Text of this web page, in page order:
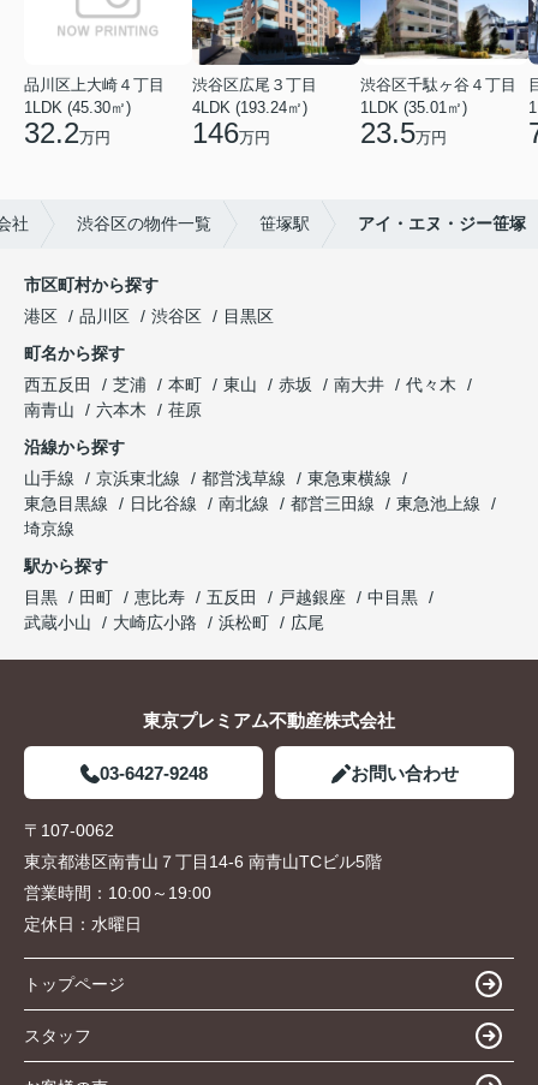
品川区上大崎４丁目
1LDK (45.30㎡)
32.2万円
渋谷区広尾３丁目
4LDK (193.24㎡)
146万円
渋谷区千駄ヶ谷４丁目
1LDK (35.01㎡)
23.5万円
社 渋谷区の物件一覧 笹塚駅 アイ・エヌ・ジー笹塚
市区町村から探す
港区
品川区 渋谷区
目黒区
町名から探す
西五反田
芝浦 本町 東山 赤坂 南大井
代々木
南青山
六本木
荏原
沿線から探す
山手線
京浜東北線 都営浅草線
東急東横線
東急目黒線
日比谷線 南北線 都営三田線
東急池上線
埼京線
駅から探す
目黒
田町 恵比寿 五反田 戸越銀座
中目黒
武蔵小山
大崎広小路 浜松町 広尾
東京プレミアム不動産株式会社
03-6427-9248 お問い合わせ
〒107-0062
東京都港区南青山７丁目14-6 南青山TCビル5階
営業時間： 10:00～19:00
定休日： 水曜日
トップページ
スタッフ